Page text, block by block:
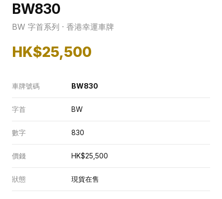
BW830
BW 字首系列 · 香港幸運車牌
HK$25,500
車牌號碼 BW830
字首 BW
數字 830
價錢 HK$25,500
狀態 現貨在售